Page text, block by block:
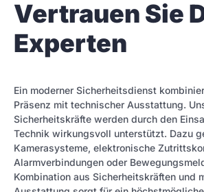
Vertrauen Sie
Experten
Ein moderner Sicherheitsdienst
Präsenz mit technischer Ausstattung.
Sicherheitskräfte werden durch den
Technik wirkungsvoll unterstützt. Dazu
Kamerasysteme, elektronische
Alarmverbindungen oder
Kombination aus Sicherheitskräften und